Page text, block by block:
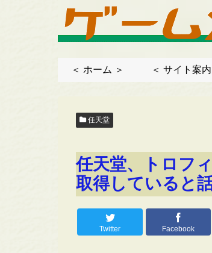
＜ ホーム ＞ ＜ サイト案内
任天堂
任天堂、トロフ
取得していると
Twitter Facebook